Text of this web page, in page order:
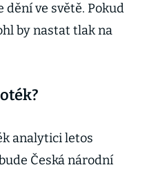
ve světě. Pokud
by nastat tlak na
analytici letos
Česká národní